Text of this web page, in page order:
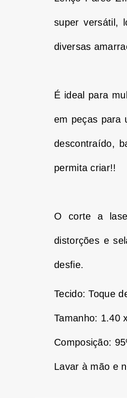
super versátil,
diversas
É ideal para
em peças para
descontraído,
permita criar!!
O corte a
distorções e
desfie.
Tecido: Toque
Tamanho: 1.40
Composição:
Lavar à mão e